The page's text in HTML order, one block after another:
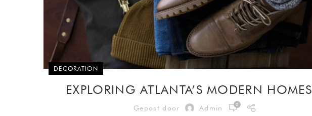
DECORATION
EXPLORING ATLANTA’S MODERN HOMES
Gepost door Admin 0